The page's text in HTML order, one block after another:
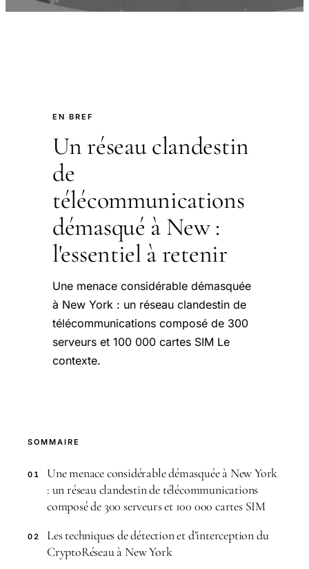
EN BREF
Un réseau clandestin
de
télécommunications
démasqué à New :
l'essentiel à retenir
Une menace considérable démasquée
à New York : un réseau clandestin de
télécommunications composé de 300
serveurs et 100 000 cartes SIM Le
contexte.
SOMMAIRE
01
Une menace considérable démasquée à New York
: un réseau clandestin de télécommunications
composé de 300 serveurs et 100 000 cartes SIM
02
Les techniques de détection et d’interception du
CryptoRéseau à New York